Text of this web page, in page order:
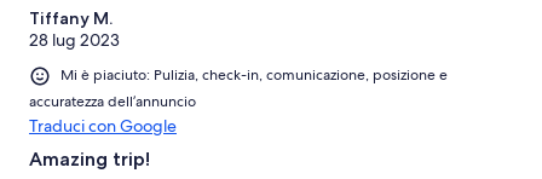
Tiffany M.
28 lug 2023
Mi è piaciuto: Pulizia, check-in, comunicazione, posizione e
accuratezza dell’annuncio
Traduci con Google
Amazing trip!